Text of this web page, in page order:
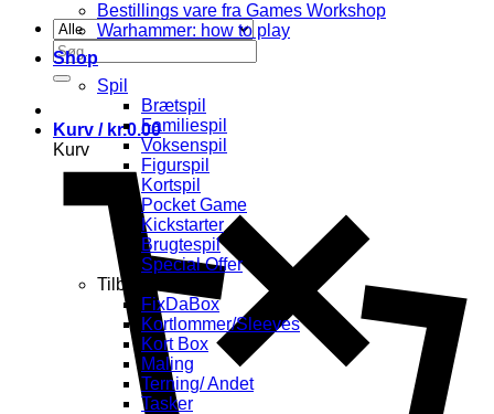
Søg
efter:
Kurv / kr.0.00
Kurv
Bestillings vare fra Games Workshop
Warhammer: how to play
Shop
Spil
Brætspil
Familiespil
Voksenspil
Figurspil
Kortspil
Pocket Game
Kickstarter
Brugtespil
Special Offer
Tilbehør
FixDaBox
Kortlommer/Sleeves
Kort Box
Maling
Terning/ Andet
Tasker